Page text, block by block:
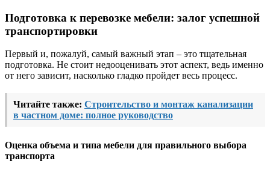
Подготовка к перевозке мебели: залог успешной
транспортировки
Первый и, пожалуй, самый важный этап – это тщательная
подготовка. Не стоит недооценивать этот аспект, ведь именно
от него зависит, насколько гладко пройдет весь процесс.
Читайте также: Строительство и монтаж канализации
в частном доме: полное руководство
Оценка объема и типа мебели для правильного выбора
транспорта